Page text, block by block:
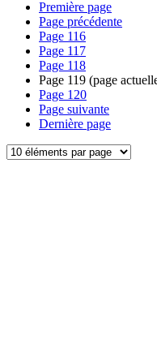
Première page
Page précédente
Page 116
Page 117
Page 118
Page 119 (page
Page 120
Page suivante
Dernière page